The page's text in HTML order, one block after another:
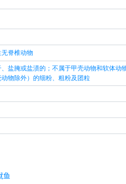
脊椎动物
盐腌或盐渍的；不属于甲壳动物和软体
物除外）的细粉、粗粉及团粒
鱼